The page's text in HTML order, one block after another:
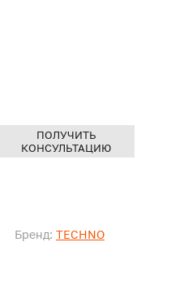
Бренд: TECHNO
ПОЛУЧИТЬ
КОНСУЛЬТАЦИЮ